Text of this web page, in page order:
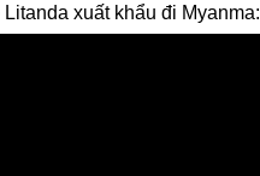
xuất khẩu đi Myanma: